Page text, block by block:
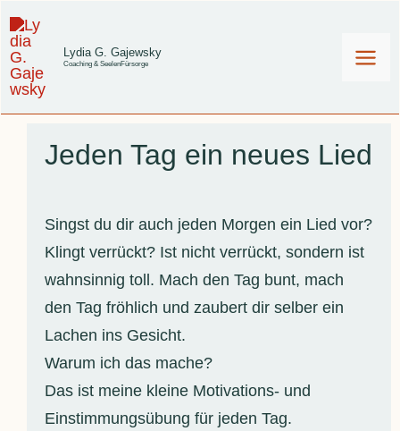
Zum
Inhalt
springen
Lydia G. Gajewsky
Coaching & SeelenFürsorge
Jeden Tag ein neues Lied
Singst du dir auch jeden Morgen ein Lied vor?
Klingt verrückt? Ist nicht verrückt, sondern ist
wahnsinnig toll. Mach den Tag bunt, mach
den Tag fröhlich und zaubert dir selber ein
Lachen ins Gesicht.
Warum ich das mache?
Das ist meine kleine Motivations- und
Einstimmungsübung für jeden Tag.